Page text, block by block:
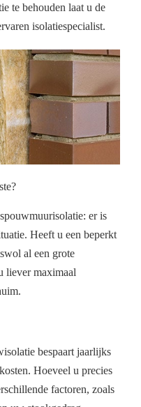
te behouden laat u de
isolatiespecialist.
er is
Heeft u een beperkt
al een grote
liever maximaal
bespaart jaarlijks
Hoeveel u precies
factoren, zoals